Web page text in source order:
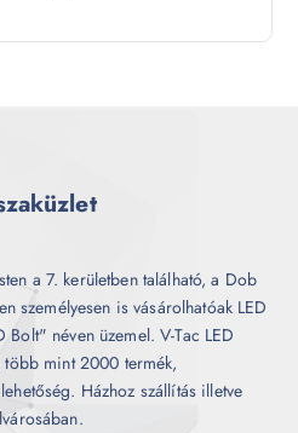
é
t
a 7. kerületben található, a Dob
személyesen is vásárolhatóak LED
néven üzemel. V-Tac LED
mint 2000 termék,
Házhoz szállítás illetve